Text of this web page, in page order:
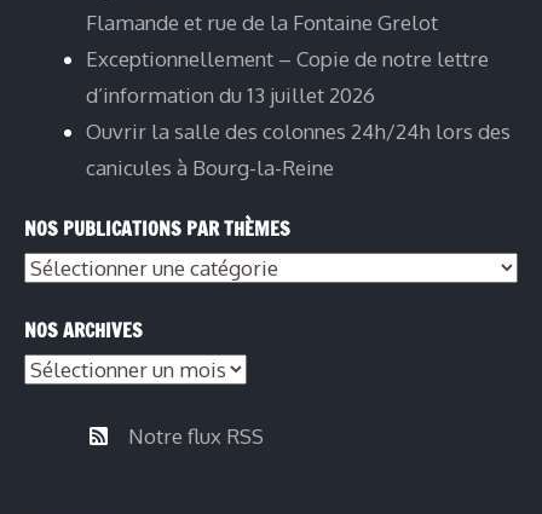
Flamande et rue de la Fontaine Grelot
Exceptionnellement – Copie de notre lettre
d’information du 13 juillet 2026
Ouvrir la salle des colonnes 24h/24h lors des
canicules à Bourg-la-Reine
NOS PUBLICATIONS PAR THÈMES
NOS ARCHIVES
Notre flux RSS